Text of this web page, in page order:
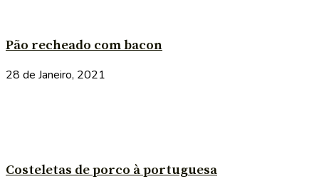
Pão recheado com bacon
28 de Janeiro, 2021
Costeletas de porco à portuguesa